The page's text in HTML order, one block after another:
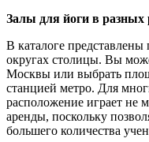
Залы для йоги в
В каталоге
округах столицы. Вы
Москвы или выбрать
станцией метро. Для
расположение играет не
аренды, поскольку
большего количества